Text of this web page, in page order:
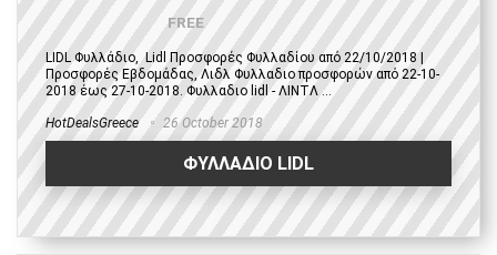
FREE
LIDL Φυλλάδιο, Lidl Προσφορές Φυλλαδίου από 22/10/2018 |
Προσφορές Εβδομάδας, Λιδλ Φυλλαδιο προσφορών από 22-10-
2018 έως 27-10-2018. Φυλλαδιο lidl - ΛΙΝΤΛ ...
HotDealsGreece 26 October 2018
ΦΥΛΛΑΔΙΟ LIDL